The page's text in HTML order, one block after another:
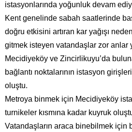
istasyonlarında yoğunluk devam
Kent genelinde sabah saatlerinde
doğru etkisini artıran kar yağışı
gitmek isteyen vatandaşlar zor anlar
Mecidiyeköy ve Zincirlikuyu’da
bağlantı noktalarının istasyon
oluştu.
Metroya binmek için Mecidiyeköy
turnikeler kısmına kadar kuyruk
Vatandaşların araca binebilmek için